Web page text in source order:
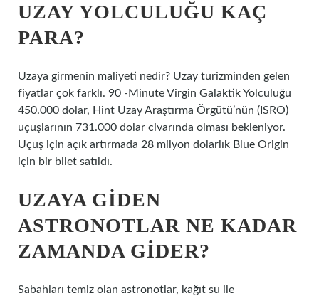
UZAY YOLCULUĞU KAÇ
PARA?
Uzaya girmenin maliyeti nedir? Uzay turizminden gelen
fiyatlar çok farklı. 90 -Minute Virgin Galaktik Yolculuğu
450.000 dolar, Hint Uzay Araştırma Örgütü’nün (ISRO)
uçuşlarının 731.000 dolar civarında olması bekleniyor.
Uçuş için açık artırmada 28 milyon dolarlık Blue Origin
için bir bilet satıldı.
UZAYA GIDEN
ASTRONOTLAR NE KADAR
ZAMANDA GIDER?
Sabahları temiz olan astronotlar, kağıt su ile